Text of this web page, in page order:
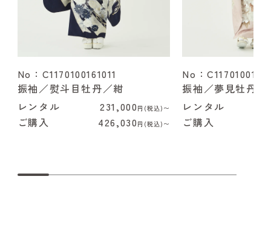
No：C1170100161011
振袖／熨斗目牡丹／紺
レンタル
231,000 円(税込)〜
ご購入 426,030 円(税込)〜
No：
振袖／夢見牡丹／
レンタル
ご購入